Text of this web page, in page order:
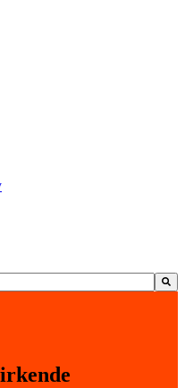
Vorschlagsfunktion.